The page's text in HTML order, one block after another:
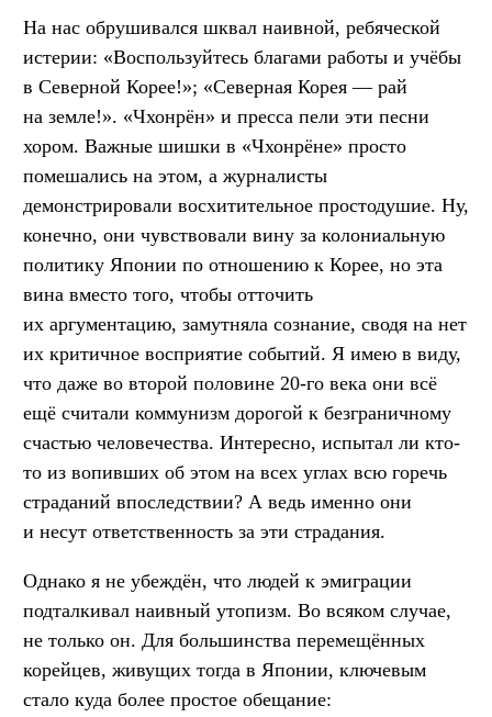
На нас обрушивался шквал наивной, ребяческой
истерии: «Воспользуйтесь благами работы и учёбы
в Северной Корее!»; «Северная Корея — рай
на земле!». «Чхонрён» и пресса пели эти песни
хором. Важные шишки в «Чхонрёне» просто
помешались на этом, а журналисты
демонстрировали восхитительное простодушие. Ну,
конечно, они чувствовали вину за колониальную
политику Японии по отношению к Корее, но эта
вина вместо того, чтобы отточить
их аргументацию, замутняла сознание, сводя на нет
их критичное восприятие событий. Я имею в виду,
что даже во второй половине 20-го века они всё
ещё считали коммунизм дорогой к безграничному
счастью человечества. Интересно, испытал ли кто-
то из вопивших об этом на всех углах всю горечь
страданий впоследствии? А ведь именно они
и несут ответственность за эти страдания.
Однако я не убеждён, что людей к эмиграции
подталкивал наивный утопизм. Во всяком случае,
не только он. Для большинства перемещённых
корейцев, живущих тогда в Японии, ключевым
стало куда более простое обещание: